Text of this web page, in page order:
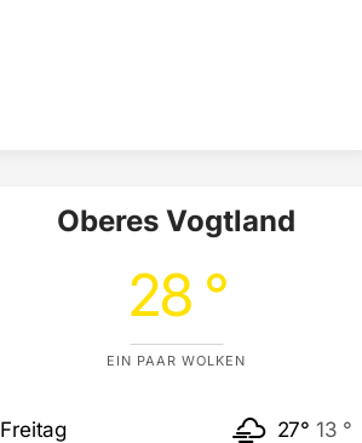
Oberes Vogtland
28 °
EIN PAAR WOLKEN
Freitag 27° 13 °